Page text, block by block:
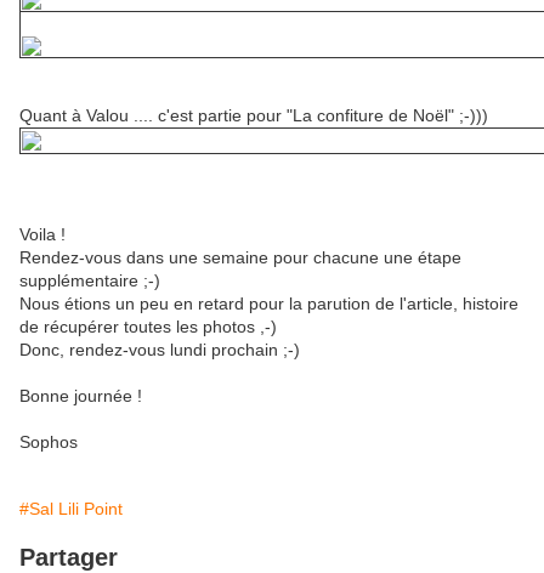
Quant à Valou .... c'est partie pour "La confiture de Noël" ;-)))
Voila !
Rendez-vous dans une semaine pour chacune une étape
supplémentaire ;-)
Nous étions un peu en retard pour la parution de l'article, histoire
de récupérer toutes les photos ,-)
Donc, rendez-vous lundi prochain ;-)
Bonne journée !
Sophos
#Sal Lili Point
Partager